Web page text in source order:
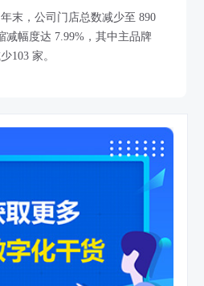
末，公司门店总数减少至 890
减幅度达 7.99%，其中主品牌
103 家。